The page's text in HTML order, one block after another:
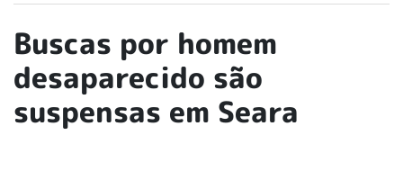
Buscas por homem
desaparecido são
suspensas em Seara